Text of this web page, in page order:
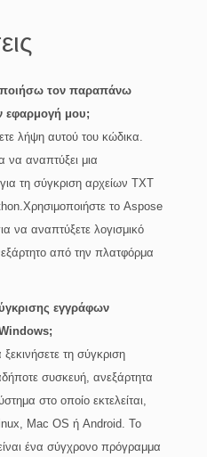
τον παραπάνω
εφαρμογή μου;
λήψη αυτού του κώδικα.
να αναπτύξει μια
τη σύγκριση αρχείων TXT
το Aspose
να αναπτύξετε λογισμικό
από την πλατφόρμα
εγγράφων
ξεκινήσετε τη σύγκριση
συσκευή, ανεξάρτητα
στο οποίο εκτελείται,
Mac OS ή Android. Το
ένα σύγχρονο πρόγραμμα